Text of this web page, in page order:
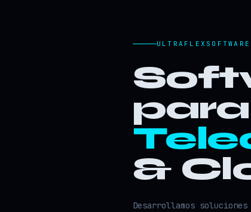
para
&
Desarrollamos